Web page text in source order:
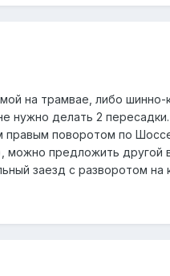
на трамвае, либо
нужно делать 2
поворотом по
можно предложить
заезд с разворотом на